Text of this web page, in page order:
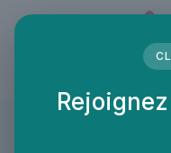
Panneau de gestion des